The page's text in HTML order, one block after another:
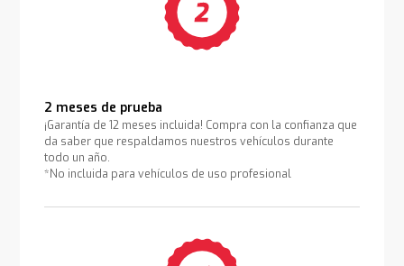
2 meses de prueba
¡Garantía de 12 meses incluida! Compra con la confianza que
da saber que respaldamos nuestros vehículos durante
todo un año.
*No incluida para vehículos de uso profesional